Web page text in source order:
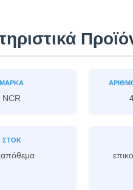
ΜΆΡΚΑ
NCR
ΣΤΟΚ